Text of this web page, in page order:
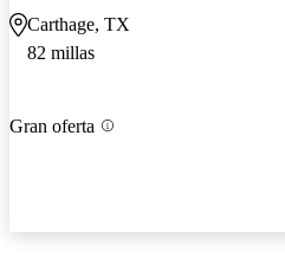
Carthage, TX
82 millas
Gran oferta